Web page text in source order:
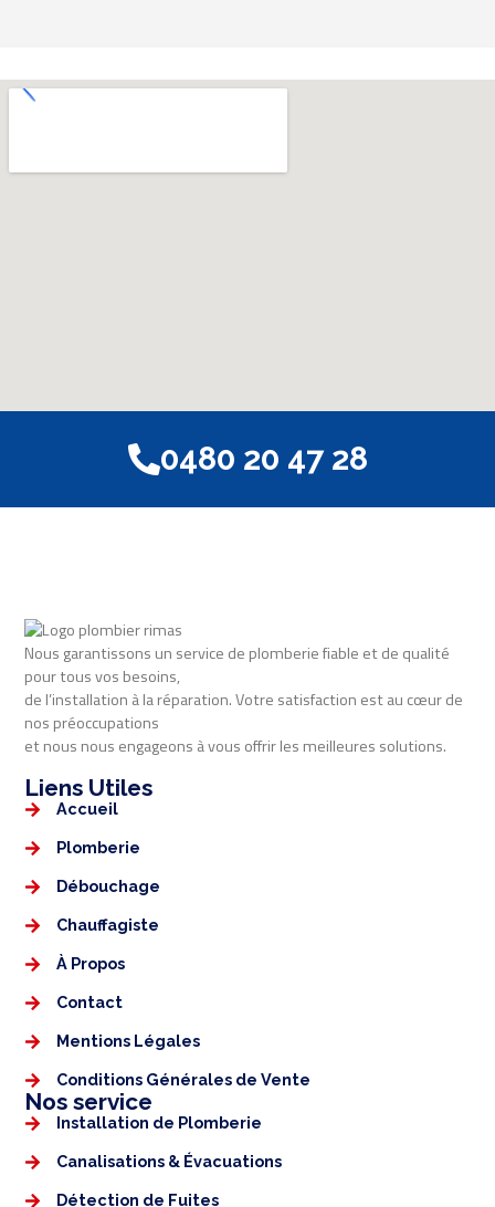
0480 20 47 28
Nous garantissons un service de plomberie fiable et de qualité
pour tous vos besoins,
de l’installation à la réparation. Votre satisfaction est au cœur de
nos préoccupations
et nous nous engageons à vous offrir les meilleures solutions.
Liens Utiles​​
Accueil
Plomberie
Débouchage
Chauffagiste
À Propos
Contact
Mentions Légales​
Conditions Générales de Vente
Nos service
Installation de Plomberie
Canalisations & Évacuations
Détection de Fuites